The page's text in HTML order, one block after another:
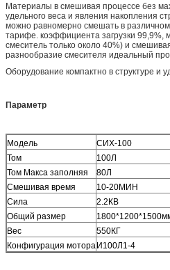
Материалы в смешивая процессе без
удельного веса и явления накопления
можно равномерно смешать в
тарифе. коэффициента загрузки 99,9%,
смеситель только около 40%) и
разнообразие смесителя идеальный
Оборудование компактно в структуре и
Параметр
Модель
СИХ-100
Том
100Л
Том Макса заполняя
80Л
Смешивая время
10-20МИН
Сила
2.2КВ
Общий размер
Вес
550КГ
Конфигурация мотораИ100Л1-4